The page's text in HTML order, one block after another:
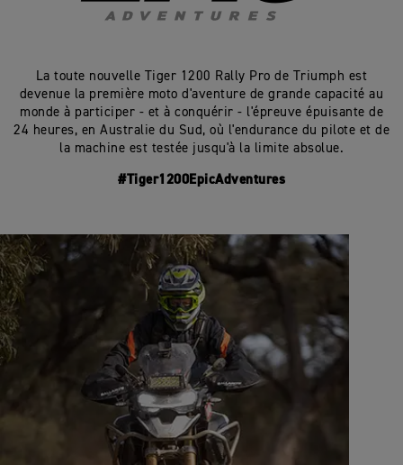
La toute nouvelle Tiger 1200 Rally Pro de Triumph est
devenue la première moto d'aventure de grande capacité au
monde à participer - et à conquérir - l'épreuve épuisante de
24 heures, en Australie du Sud, où l'endurance du pilote et de
la machine est testée jusqu'à la limite absolue.
#Tiger1200EpicAdventures